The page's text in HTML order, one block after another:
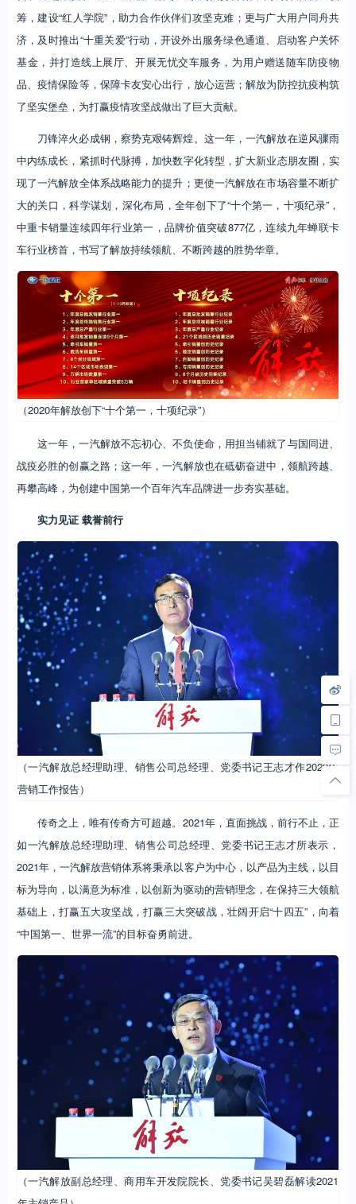
筹，建设“红人学院”，助力合作伙伴们攻坚克难；更与广大用户同舟共
济，及时推出“十重关爱”行动，开设外出服务绿色通道、启动客户关怀
基金，并打造线上展厅、开展无忧交车服务，为用户赠送随车防疫物
品、疫情保险等，保障卡友安心出行，放心运营；解放为防控抗疫构筑
了坚实堡垒，为打赢疫情攻坚战做出了巨大贡献。
刀锋淬火必成钢，察势克艰铸辉煌。这一年，一汽解放在逆风骤雨
中内练成长，紧抓时代脉搏，加快数字化转型，扩大新业态朋友圈，实
现了一汽解放全体系战略能力的提升；更使一汽解放在市场容量不断扩
大的关口，科学谋划，深化布局，全年创下了“十个第一，十项纪录”，
中重卡销量连续四年行业第一，品牌价值突破877亿，连续九年蝉联卡
车行业榜首，书写了解放持续领航、不断跨越的胜势华章。
（2020年解放创下“十个第一，十项纪录”）
这一年，一汽解放不忘初心、不负使命，用担当铺就了与国同进、
战疫必胜的创赢之路；这一年，一汽解放也在砥砺奋进中，领航跨越、
再攀高峰，为创建中国第一个百年汽车品牌进一步夯实基础。
实力见证 载誉前行
（一汽解放总经理助理、销售公司总经理、党委书记王志才作2020年
营销工作报告）
传奇之上，唯有传奇方可超越。2021年，直面挑战，前行不止，正
如一汽解放总经理助理、销售公司总经理、党委书记王志才所表示，
2021年，一汽解放营销体系将秉承以客户为中心，以产品为主线，以目
标为导向，以满意为标准，以创新为驱动的营销理念，在保持三大领航
基础上，打赢五大攻坚战，打赢三大突破战，壮阔开启“十四五”，向着
“中国第一、世界一流”的目标奋勇前进。
（一汽解放副总经理、商用车开发院院长、党委书记吴碧磊解读2021